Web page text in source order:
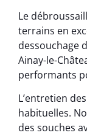
Le
terrains en
dessouchage
Ainay-le-
performants
L’entretien
habituelles.
des souches